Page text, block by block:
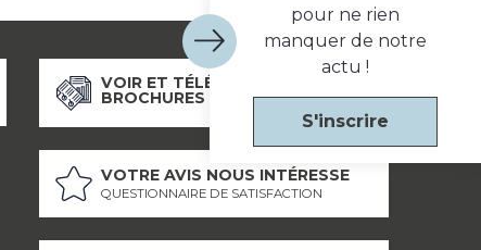
pour ne rien
manquer de notre
actu !
S'inscrire
VOIR ET TÉLÉCHARGER NOS
BROCHURES
VOTRE AVIS NOUS INTÉRESSE
QUESTIONNAIRE DE SATISFACTION